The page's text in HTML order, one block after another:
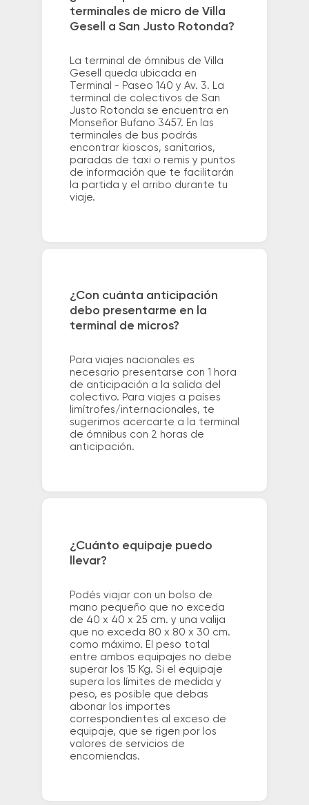
terminales de micro de Villa
Gesell a San Justo Rotonda?
La terminal de ómnibus de Villa
Gesell queda ubicada en
Terminal - Paseo 140 y Av. 3. La
terminal de colectivos de San
Justo Rotonda se encuentra en
Monseñor Bufano 3457. En las
terminales de bus podrás
encontrar kioscos, sanitarios,
paradas de taxi o remis y puntos
de información que te facilitarán
la partida y el arribo durante tu
viaje.
¿Con cuánta anticipación
debo presentarme en la
terminal de micros?
Para viajes nacionales es
necesario presentarse con 1 hora
de anticipación a la salida del
colectivo. Para viajes a países
limítrofes/internacionales, te
sugerimos acercarte a la terminal
de ómnibus con 2 horas de
anticipación.
¿Cuánto equipaje puedo
llevar?
Podés viajar con un bolso de
mano pequeño que no exceda
de 40 x 40 x 25 cm. y una valija
que no exceda 80 x 80 x 30 cm.
como máximo. El peso total
entre ambos equipajes no debe
superar los 15 Kg. Si el equipaje
supera los límites de medida y
peso, es posible que debas
abonar los importes
correspondientes al exceso de
equipaje, que se rigen por los
valores de servicios de
encomiendas.